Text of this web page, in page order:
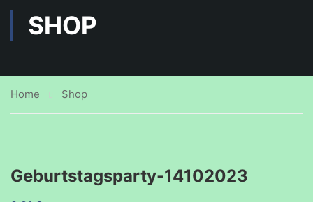
SHOP
Home Shop
Geburtstagsparty-14102023